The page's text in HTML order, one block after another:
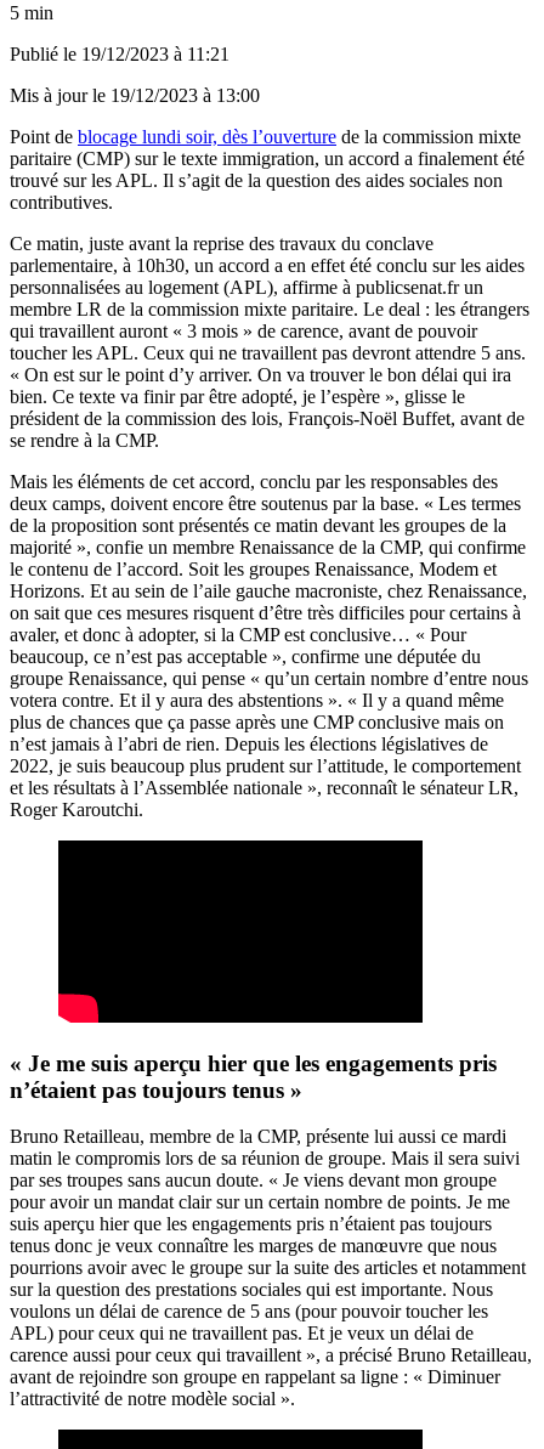
5 min
Publié le 19/12/2023 à 11:21
Mis à jour le 19/12/2023 à 13:00
Point de blocage lundi soir, dès l’ouverture de la commission mixte
paritaire (CMP) sur le texte immigration, un accord a finalement été
trouvé sur les APL. Il s’agit de la question des aides sociales non
contributives.
Ce matin, juste avant la reprise des travaux du conclave
parlementaire, à 10h30, un accord a en effet été conclu sur les aides
personnalisées au logement (APL), affirme à publicsenat.fr un
membre LR de la commission mixte paritaire. Le deal : les étrangers
qui travaillent auront « 3 mois » de carence, avant de pouvoir
toucher les APL. Ceux qui ne travaillent pas devront attendre 5 ans.
« On est sur le point d’y arriver. On va trouver le bon délai qui ira
bien. Ce texte va finir par être adopté, je l’espère », glisse le
président de la commission des lois, François-Noël Buffet, avant de
se rendre à la CMP.
Mais les éléments de cet accord, conclu par les responsables des
deux camps, doivent encore être soutenus par la base. « Les termes
de la proposition sont présentés ce matin devant les groupes de la
majorité », confie un membre Renaissance de la CMP, qui confirme
le contenu de l’accord. Soit les groupes Renaissance, Modem et
Horizons. Et au sein de l’aile gauche macroniste, chez Renaissance,
on sait que ces mesures risquent d’être très difficiles pour certains à
avaler, et donc à adopter, si la CMP est conclusive… « Pour
beaucoup, ce n’est pas acceptable », confirme une députée du
groupe Renaissance, qui pense « qu’un certain nombre d’entre nous
votera contre. Et il y aura des abstentions ». « Il y a quand même
plus de chances que ça passe après une CMP conclusive mais on
n’est jamais à l’abri de rien. Depuis les élections législatives de
2022, je suis beaucoup plus prudent sur l’attitude, le comportement
et les résultats à l’Assemblée nationale », reconnaît le sénateur LR,
Roger Karoutchi.
« Je me suis aperçu hier que les engagements pris
n’étaient pas toujours tenus »
Bruno Retailleau, membre de la CMP, présente lui aussi ce mardi
matin le compromis lors de sa réunion de groupe. Mais il sera suivi
par ses troupes sans aucun doute. « Je viens devant mon groupe
pour avoir un mandat clair sur un certain nombre de points. Je me
suis aperçu hier que les engagements pris n’étaient pas toujours
tenus donc je veux connaître les marges de manœuvre que nous
pourrions avoir avec le groupe sur la suite des articles et notamment
sur la question des prestations sociales qui est importante. Nous
voulons un délai de carence de 5 ans (pour pouvoir toucher les
APL) pour ceux qui ne travaillent pas. Et je veux un délai de
carence aussi pour ceux qui travaillent », a précisé Bruno Retailleau,
avant de rejoindre son groupe en rappelant sa ligne : « Diminuer
l’attractivité de notre modèle social ».